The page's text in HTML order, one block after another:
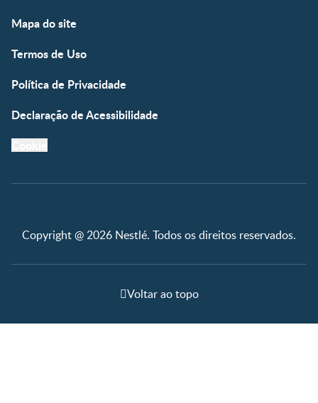
Mapa do site
Termos de Uso
Política de Privacidade
Declaração de Acessibilidade
Copyright @ 2026 Nestlé. Todos os direitos reservados.
Voltar ao topo